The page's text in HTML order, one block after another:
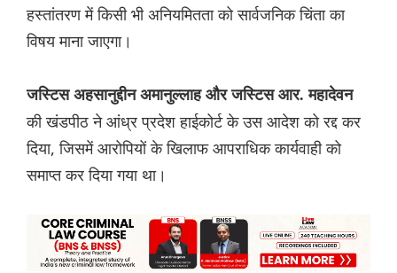
हस्तांतरण में किसी भी अनियमितता को सार्वजनिक चिंता का
विषय माना जाएगा।
जस्टिस अहसानुद्दीन अमानुल्लाह और जस्टिस आर. महादेवन
की खंडपीठ ने आंध्र प्रदेश हाईकोर्ट के उस आदेश को रद्द कर
दिया, जिसमें आरोपियों के खिलाफ आपराधिक कार्यवाही को
समाप्त कर दिया गया था।